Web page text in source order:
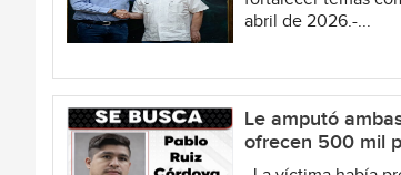
abril de 2026.-...
Le amputó
ofrecen 500 mil